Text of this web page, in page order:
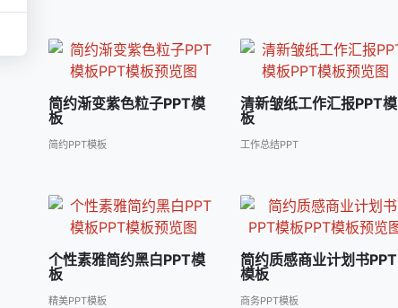
简约渐变紫色粒子PPT模
板
简约PPT模板
清新皱纸工作汇报PPT模
板
工作总结PPT
个性素雅简约黑白PPT模
板
精美PPT模板
简约质感商业计划书PPT
模板
商务PPT模板